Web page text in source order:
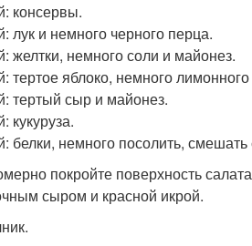
консервы.
лук и немного черного перца.
желтки, немного соли и майонез.
тертое яблоко, немного
тертый сыр и майонез.
кукуруза.
белки, немного посолить,
покройте поверхность
сыром и красной икрой.